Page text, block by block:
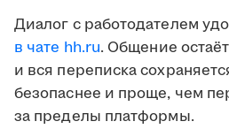
Диалог с работодателем
в чате hh.ru. Общение
и вся переписка
безопаснее и проще, чем
за пределы платформы.